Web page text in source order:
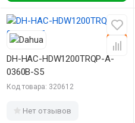
DH-HAC-HDW1200TRQP-A-
0360B-S5
Код товара: 320612
Нет отзывов